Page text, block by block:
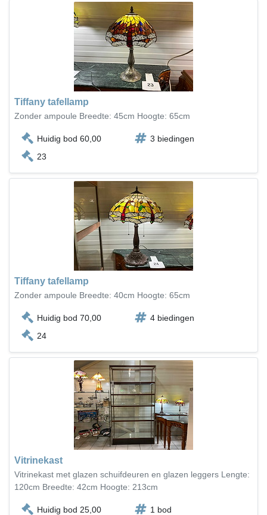
Tiffany tafellamp
Zonder ampoule Breedte: 45cm Hoogte: 65cm
Huidig bod 60,00
3 biedingen
23
Tiffany tafellamp
Zonder ampoule Breedte: 40cm Hoogte: 65cm
Huidig bod 70,00
4 biedingen
24
Vitrinekast
Vitrinekast met glazen schuifdeuren en glazen leggers Lengte:
120cm Breedte: 42cm Hoogte: 213cm
Huidig bod 25,00
1 bod